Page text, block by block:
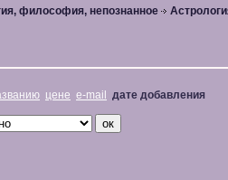
философия, непознанное
цене e-mail дате добавления